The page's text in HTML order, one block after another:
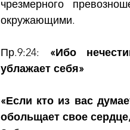
чрезмерного
окружающими.
Пр.9:24: «Ибо
ублажает себя»
«Если кто из вас
обольщает свое